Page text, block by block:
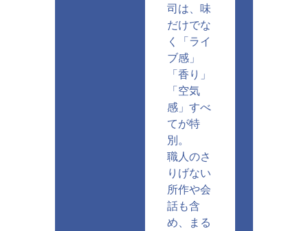
司は、味
だけでな
く「ライ
ブ感」
「香り」
「空気
感」すべ
てが特
別。
職人のさ
りげない
所作や会
話も含
め、まる